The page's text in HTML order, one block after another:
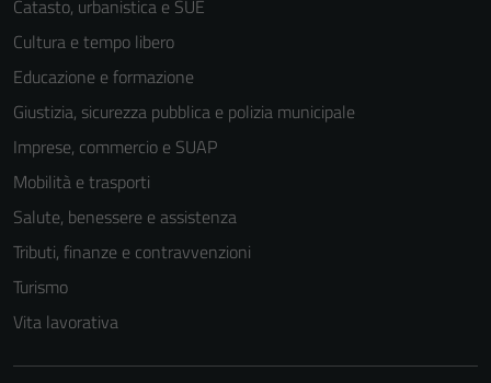
Catasto, urbanistica e SUE
Cultura e tempo libero
Educazione e formazione
Giustizia, sicurezza pubblica e polizia municipale
Imprese, commercio e SUAP
Mobilità e trasporti
Salute, benessere e assistenza
Tributi, finanze e contravvenzioni
Turismo
Vita lavorativa